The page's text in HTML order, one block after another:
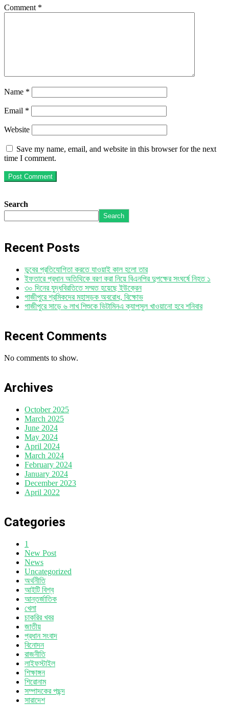
Comment *
Name *
Email *
Website
Save my name, email, and website in this browser for the next
time I comment.
Search
Search
Recent Posts
ডুবের প্রতিযোগিতা করতে যাওয়াই কাল হলো তার
ইফতারে প্রধান অতিথিকে বরণ করা নিয়ে বিএনপির দুপক্ষের সংঘর্ষে নিহত ১
৩০ দিনের যুদ্ধবিরতিতে সম্মত হয়েছে ইউক্রেন
গাজীপুরে শ্রমিকদের মহাসড়ক অবরোধ, বিক্ষোভ
গাজীপুরে সাড়ে ৬ লাখ শিশুকে ভিটামিনএ ক্যাপসুল খাওয়ানো হবে শনিবার
Recent Comments
No comments to show.
Archives
October 2025
March 2025
June 2024
May 2024
April 2024
March 2024
February 2024
January 2024
December 2023
April 2022
Categories
1
New Post
News
Uncategorized
অর্থনীতি
আইটি বিশ্ব
আন্তর্জাতিক
খেলা
চাকরির খবর
জাতীয়
প্রধান সংবাদ
বিনোদন
রাজনীতি
লাইফস্টাইল
শিক্ষাঙ্গন
শিরোনাম
সম্পাদকের পছন্দ
সারাদেশ